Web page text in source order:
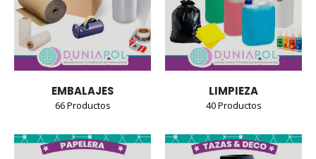
EMBALAJES
66Productos
LIMPIEZA
40Productos